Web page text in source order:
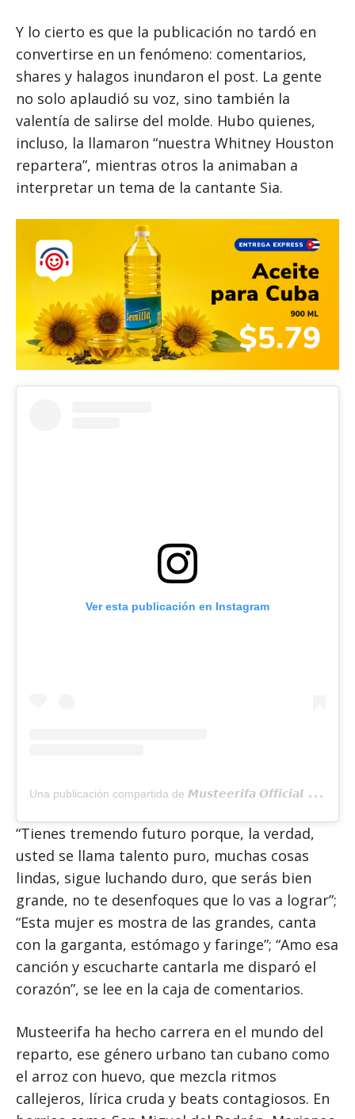
Y lo cierto es que la publicación no tardó en
convertirse en un fenómeno: comentarios,
shares y halagos inundaron el post. La gente
no solo aplaudió su voz, sino también la
valentía de salirse del molde. Hubo quienes,
incluso, la llamaron “nuestra Whitney Houston
repartera”, mientras otros la animaban a
interpretar un tema de la cantante Sia.
Ver esta publicación en Instagram
U
na publicación compartida de 𝙈𝙪𝙨𝙩𝙚𝙚𝙧𝙞𝙛𝙖 𝙊𝙛𝙛𝙞𝙘𝙞𝙖𝙡 🎙️🎱 (@musteerifa_)
“Tienes tremendo futuro porque, la verdad,
usted se llama talento puro, muchas cosas
lindas, sigue luchando duro, que serás bien
grande, no te desenfoques que lo vas a lograr”;
“Esta mujer es mostra de las grandes, canta
con la garganta, estómago y faringe”; “Amo esa
canción y escucharte cantarla me disparó el
corazón”, se lee en la caja de comentarios.
Musteerifa ha hecho carrera en el mundo del
reparto, ese género urbano tan cubano como
el arroz con huevo, que mezcla ritmos
callejeros, lírica cruda y beats contagiosos. En